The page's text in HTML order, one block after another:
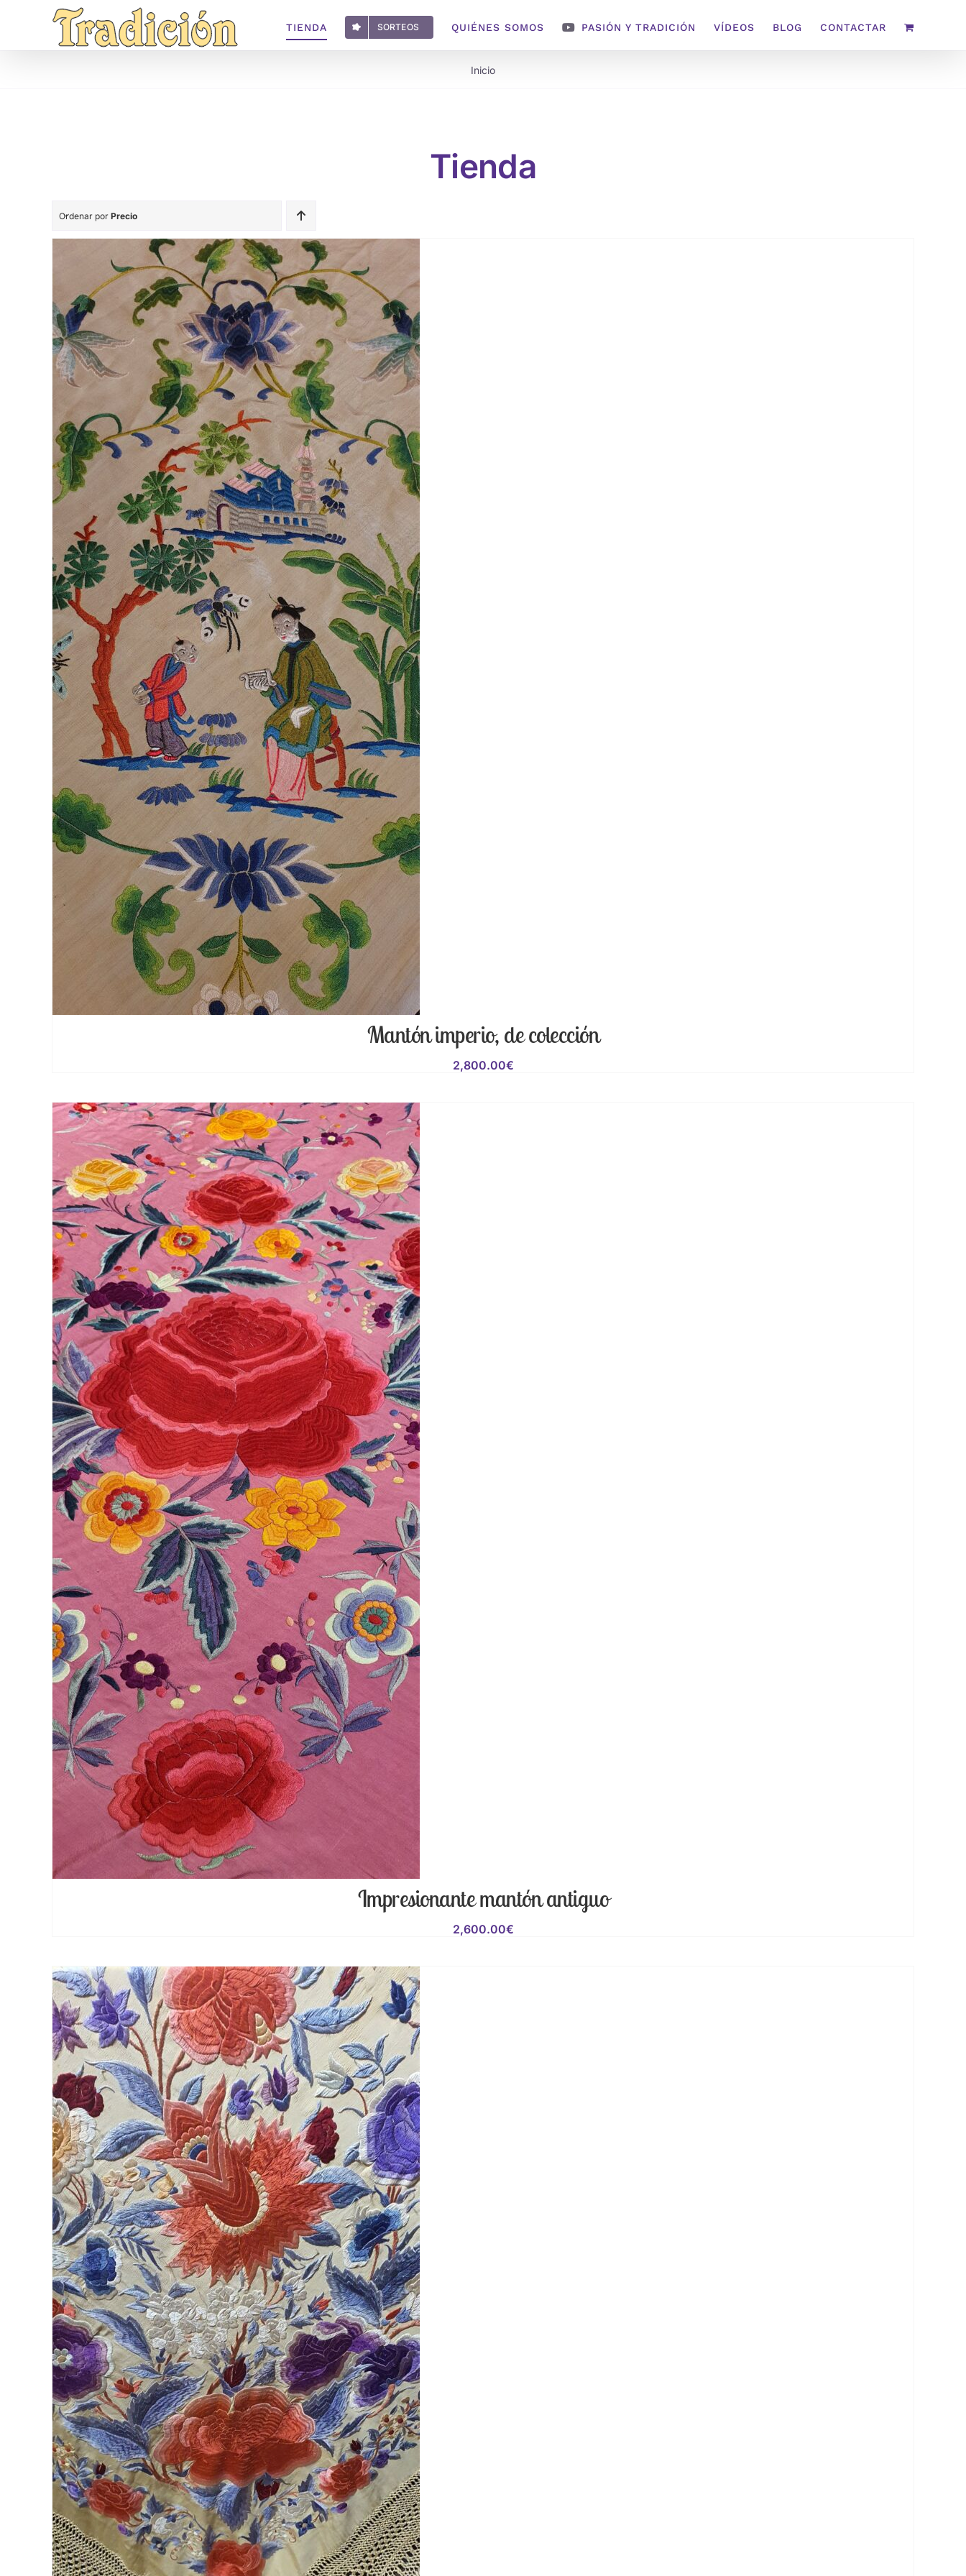
contenido
TIENDA SORTEOS QUIÉNES SOMOS PASIÓN Y TRADICIÓN VÍDEOS BLOG CONTACTAR
Inicio
Tienda
Ordenar por Precio
Mantón imperio, de colección
2,800.00€
Impresionante mantón antiguo
2,600.00€